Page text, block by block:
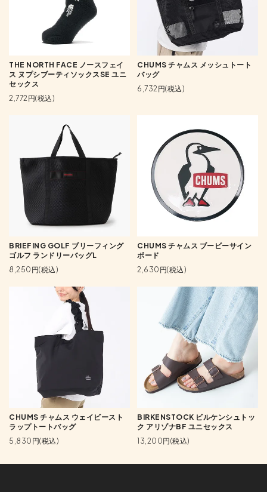
THE NORTH FACE ノースフェイ
ス ヌプシブーティソックスSE ユニ
セックス
2,772円(税込)
CHUMS チャムス メッシュトート
バッグ
6,732円(税込)
BRIEFING GOLF ブリーフィング
ゴルフ ランドリーバッグL
8,250円(税込)
CHUMS チャムス ブービーサイン
ボード
2,630円(税込)
CHUMS チャムス ウェイビースト
ラップトートバッグ
5,830円(税込)
BIRKENSTOCK ビルケンシュトッ
ク アリゾナBF ユニセックス
13,200円(税込)